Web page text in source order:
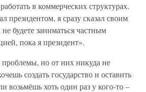
в коммерческих структурах.
президентом, я сразу сказал своим
будете заниматься частным
пока я президент».
но от них никуда не
создать государство и оставить
возьмёшь хоть один раз у кого-то –